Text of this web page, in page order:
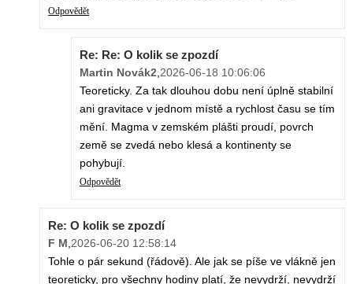
Odpovědět
Re: Re: O kolik se zpozdí
Martin Novák2 2026-06-18 10:06:06
Teoreticky. Za tak dlouhou dobu není úplně stabilní
ani gravitace v jednom místě a rychlost času se tím
mění. Magma v zemském plášti proudí, povrch
země se zvedá nebo klesá a kontinenty se
pohybují.
Odpovědět
Re: O kolik se zpozdí
F M 2026-06-20 12:58:14
Tohle o pár sekund (řádově). Ale jak se píše ve vlákně jen
teoreticky, pro všechny hodiny platí, že nevydrží, nevydrží